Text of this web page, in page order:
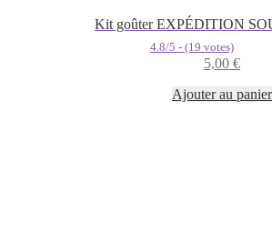
Kit goûter EXPÉDITION
4.8/5 - (19 votes)
5,00 €
Ajouter au panier